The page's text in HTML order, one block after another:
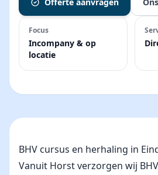
Focus
Incompany & op
locatie
BHV cursus en herhaling in
Vanuit Horst verzorgen wij